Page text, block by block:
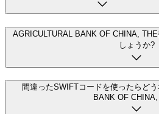
AGRICULTURAL BANK OF CHINA,
しょうか?
間違ったSWIFTコードを使ったらど
BANK OF